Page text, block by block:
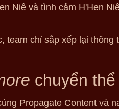
Niê và tình cảm H'Hen
team chỉ sắp xếp lại thông
chuyển
Propagate Content và